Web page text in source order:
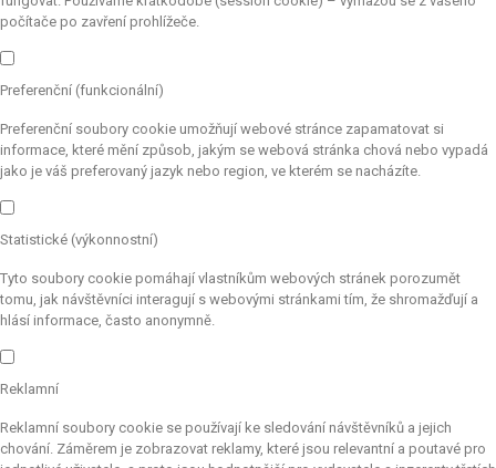
počítače po zavření prohlížeče.
Preferenční (funkcionální)
Preferenční soubory cookie umožňují webové stránce zapamatovat si
informace, které mění způsob, jakým se webová stránka chová nebo vypadá
jako je váš preferovaný jazyk nebo region, ve kterém se nacházíte.
Statistické (výkonnostní)
Tyto soubory cookie pomáhají vlastníkům webových stránek porozumět
tomu, jak návštěvníci interagují s webovými stránkami tím, že shromažďují a
hlásí informace, často anonymně.
Reklamní
Reklamní soubory cookie se používají ke sledování návštěvníků a jejich
chování. Záměrem je zobrazovat reklamy, které jsou relevantní a poutavé pro